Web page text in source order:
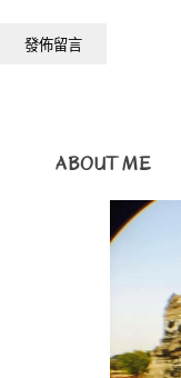
ABOUT ME